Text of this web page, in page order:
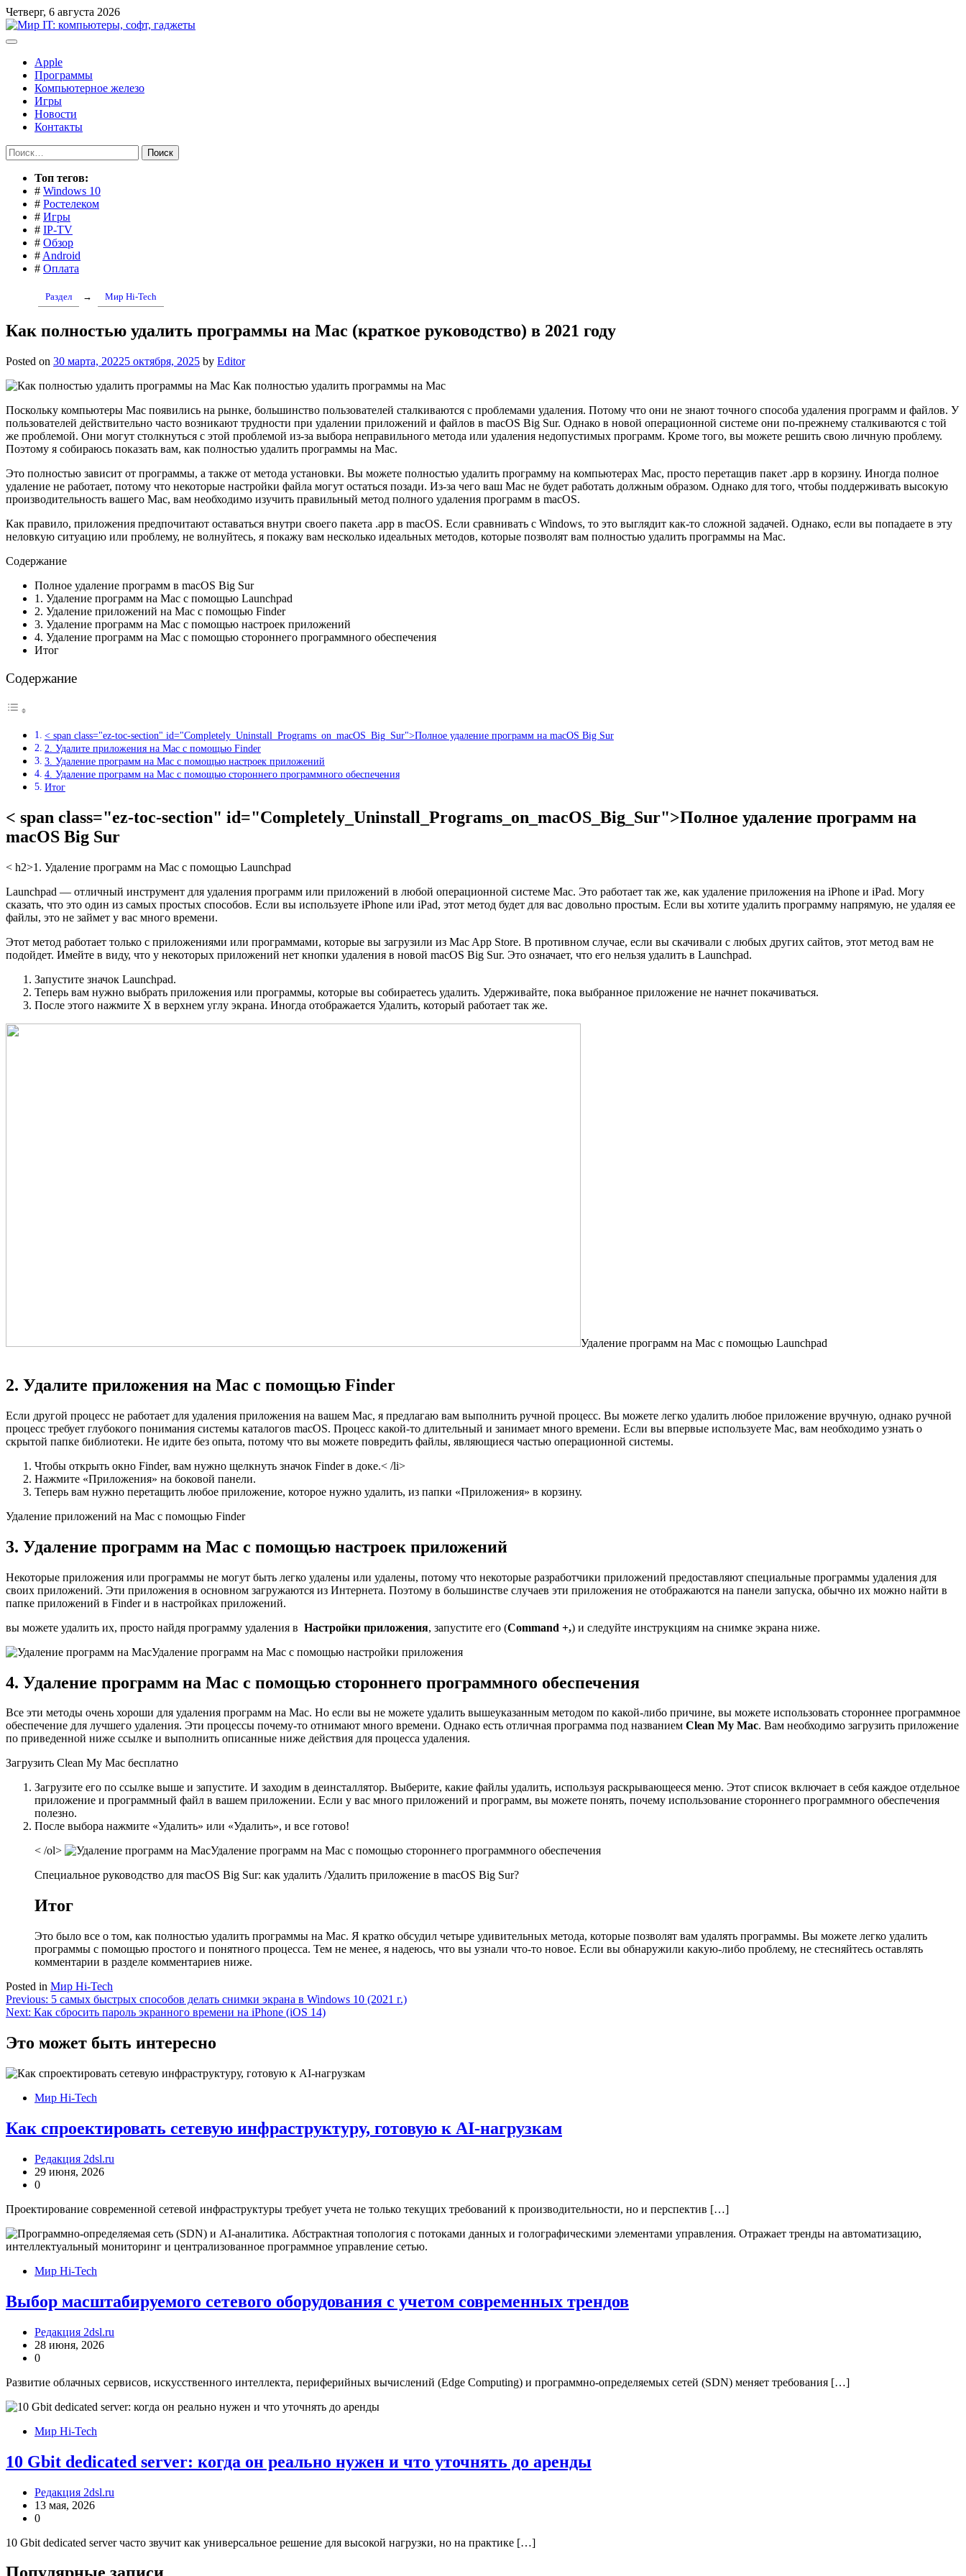
Перейти
к
содержимому
Четверг, 6 августа 2026
Apple
Программы
Компьютерное железо
Игры
Новости
Контакты
Найти:
Toп тегов:
# Windows 10
# Ростелеком
# Игры
# IP-TV
# Обзор
# Android
# Оплата
Раздел → Мир Hi-Tech
Как полностью удалить программы на Mac (краткое руководство) в 2021 году
Posted on 30 марта, 20225 октября, 2025 by Editor
Как полностью удалить программы на Mac
Поскольку компьютеры Mac появились на рынке, большинство пользователей сталкиваются с проблемами удаления. Потому что они не знают точного способа удаления программ и файлов. У
пользователей действительно часто возникают трудности при удалении приложений и файлов в macOS Big Sur. Однако в новой операционной системе они по-прежнему сталкиваются с той
же проблемой. Они могут столкнуться с этой проблемой из-за выбора неправильного метода или удаления недопустимых программ. Кроме того, вы можете решить свою личную проблему.
Поэтому я собираюсь показать вам, как полностью удалить программы на Mac.
Это полностью зависит от программы, а также от метода установки. Вы можете полностью удалить программу на компьютерах Mac, просто перетащив пакет .app в корзину. Иногда полное
удаление не работает, потому что некоторые настройки файла могут остаться позади. Из-за чего ваш Mac не будет работать должным образом. Однако для того, чтобы поддерживать высокую
производительность вашего Mac, вам необходимо изучить правильный метод полного удаления программ в macOS.
Как правило, приложения предпочитают оставаться внутри своего пакета .app в macOS. Если сравнивать с Windows, то это выглядит как-то сложной задачей. Однако, если вы попадаете в эту
неловкую ситуацию или проблему, не волнуйтесь, я покажу вам несколько идеальных методов, которые позволят вам полностью удалить программы на Mac.
Содержание
Полное удаление программ в macOS Big Sur
1. Удаление программ на Mac с помощью Launchpad
2. Удаление приложений на Mac с помощью Finder
3. Удаление программ на Mac с помощью настроек приложений
4. Удаление программ на Mac с помощью стороннего программного обеспечения
Итог
Содержание
< span class="ez-toc-section" id="Completely_Uninstall_Programs_on_macOS_Big_Sur">Полное удаление программ на macOS Big Sur
2. Удалите приложения на Mac с помощью Finder
3. Удаление программ на Mac с помощью настроек приложений
4. Удаление программ на Mac с помощью стороннего программного обеспечения
Итог
< span class="ez-toc-section" id="Completely_Uninstall_Programs_on_macOS_Big_Sur">Полное удаление программ на
macOS Big Sur
< h2>1. Удаление программ на Mac с помощью Launchpad
Launchpad — отличный инструмент для удаления программ или приложений в любой операционной системе Mac. Это работает так же, как удаление приложения на iPhone и iPad. Могу
сказать, что это один из самых простых способов. Если вы используете iPhone или iPad, этот метод будет для вас довольно простым. Если вы хотите удалить программу напрямую, не удаляя ее
файлы, это не займет у вас много времени.
Этот метод работает только с приложениями или программами, которые вы загрузили из Mac App Store. В противном случае, если вы скачивали с любых других сайтов, этот метод вам не
подойдет. Имейте в виду, что у некоторых приложений нет кнопки удаления в новой macOS Big Sur. Это означает, что его нельзя удалить в Launchpad.
Запустите значок Launchpad.
Теперь вам нужно выбрать приложения или программы, которые вы собираетесь удалить. Удерживайте, пока выбранное приложение не начнет покачиваться.
После этого нажмите X в верхнем углу экрана. Иногда отображается Удалить, который работает так же.
Удаление программ на Mac с помощью Launchpad
2. Удалите приложения на Mac с помощью Finder
Если другой процесс не работает для удаления приложения на вашем Mac, я предлагаю вам выполнить ручной процесс. Вы можете легко удалить любое приложение вручную, однако ручной
процесс требует глубокого понимания системы каталогов macOS. Процесс какой-то длительный и занимает много времени. Если вы впервые используете Mac, вам необходимо узнать о
скрытой папке библиотеки. Не идите без опыта, потому что вы можете повредить файлы, являющиеся частью операционной системы.
Чтобы открыть окно Finder, вам нужно щелкнуть значок Finder в доке.< /li>
Нажмите «Приложения» на боковой панели.
Теперь вам нужно перетащить любое приложение, которое нужно удалить, из папки «Приложения» в корзину.
Удаление приложений на Mac с помощью Finder
3. Удаление программ на Mac с помощью настроек приложений
Некоторые приложения или программы не могут быть легко удалены или удалены, потому что некоторые разработчики приложений предоставляют специальные программы удаления для
своих приложений. Эти приложения в основном загружаются из Интернета. Поэтому в большинстве случаев эти приложения не отображаются на панели запуска, обычно их можно найти в
папке приложений в Finder и в настройках приложений.
вы можете удалить их, просто найдя программу удаления в Настройки приложения, запустите его (Command +,) и следуйте инструкциям на снимке экрана ниже.
Удаление программ на Mac с помощью настройки приложения
4. Удаление программ на Mac с помощью стороннего программного обеспечения
Все эти методы очень хороши для удаления программ на Mac. Но если вы не можете удалить вышеуказанным методом по какой-либо причине, вы можете использовать стороннее программное
обеспечение для лучшего удаления. Эти процессы почему-то отнимают много времени. Однако есть отличная программа под названием Clean My Mac. Вам необходимо загрузить приложение
по приведенной ниже ссылке и выполнить описанные ниже действия для процесса удаления.
Загрузить Clean My Mac бесплатно
Загрузите его по ссылке выше и запустите. И заходим в деинсталлятор. Выберите, какие файлы удалить, используя раскрывающееся меню. Этот список включает в себя каждое отдельное
приложение и программный файл в вашем приложении. Если у вас много приложений и программ, вы можете понять, почему использование стороннего программного обеспечения
полезно.
После выбора нажмите «Удалить» или «Удалить», и все готово!
< /ol>
Удаление программ на Mac с помощью стороннего программного обеспечения
Специальное руководство для macOS Big Sur: как удалить /Удалить приложение в macOS Big Sur?
Итог
Это было все о том, как полностью удалить программы на Mac. Я кратко обсудил четыре удивительных метода, которые позволят вам удалять программы. Вы можете легко удалить
программы с помощью простого и понятного процесса. Тем не менее, я надеюсь, что вы узнали что-то новое. Если вы обнаружили какую-либо проблему, не стесняйтесь оставлять
комментарии в разделе комментариев ниже.
Posted in Мир Hi-Tech
Навигация
по
записям
Previous: 5 самых быстрых способов делать снимки экрана в Windows 10 (2021 г.)
Next: Как сбросить пароль экранного времени на iPhone (iOS 14)
Это может быть интересно
Мир Hi-Tech
Как спроектировать сетевую инфраструктуру, готовую к AI-нагрузкам
Редакция 2dsl.ru
29 июня, 2026
0
Проектирование современной сетевой инфраструктуры требует учета не только текущих требований к производительности, но и перспектив […]
Мир Hi-Tech
Выбор масштабируемого сетевого оборудования с учетом современных трендов
Редакция 2dsl.ru
28 июня, 2026
0
Развитие облачных сервисов, искусственного интеллекта, периферийных вычислений (Edge Computing) и программно-определяемых сетей (SDN) меняет требования […]
Мир Hi-Tech
10 Gbit dedicated server: когда он реально нужен и что уточнять до аренды
Редакция 2dsl.ru
13 мая, 2026
0
10 Gbit dedicated server часто звучит как универсальное решение для высокой нагрузки, но на практике […]